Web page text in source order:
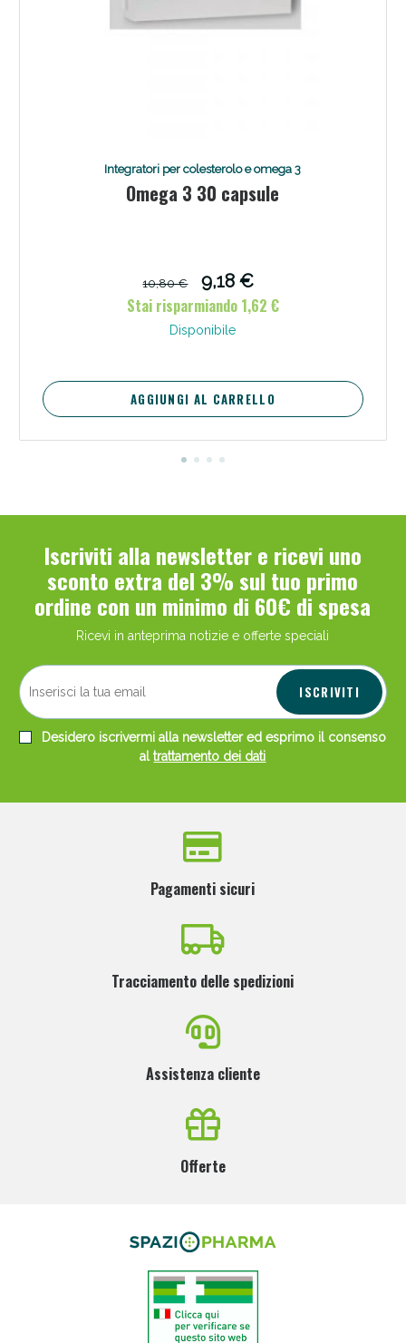
Integratori per colesterolo e omega 3
Omega 3 30 capsule
10,80 €
9,18 €
Stai risparmiando 1,62 €
Disponibile
AGGIUNGI AL CARRELLO
Iscriviti alla newsletter e ricevi uno
sconto extra del 3% sul tuo primo
ordine con un minimo di 60€ di spesa
Ricevi in anteprima notizie e offerte speciali
ISCRIVITI
Desidero iscrivermi alla newsletter ed esprimo il consenso
altrattamento dei dati
Pagamenti sicuri
Tracciamento delle spedizioni
Assistenza cliente
Offerte